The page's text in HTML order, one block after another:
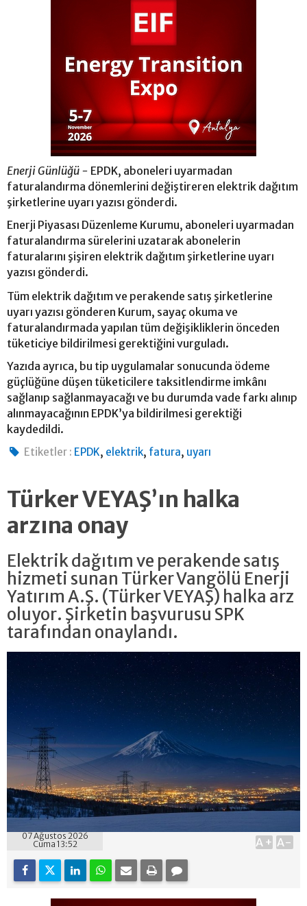
Enerji Günlüğü - EPDK, aboneleri uyarmadan
faturalandırma dönemlerini değiştireren elektrik dağıtım
şirketlerine uyarı yazısı gönderdi.
Enerji Piyasası Düzenleme Kurumu, aboneleri uyarmadan
faturalandırma sürelerini uzatarak abonelerin
faturalarını şişiren elektrik dağıtım şirketlerine uyarı
yazısı gönderdi.
Tüm elektrik dağıtım ve perakende satış şirketlerine
uyarı yazısı gönderen Kurum, sayaç okuma ve
faturalandırmada yapılan tüm değişikliklerin önceden
tüketiciye bildirilmesi gerektiğini vurguladı.
Yazıda ayrıca, bu tip uygulamalar sonucunda ödeme
güçlüğüne düşen tüketicilere taksitlendirme imkânı
sağlanıp sağlanmayacağı ve bu durumda vade farkı alınıp
alınmayacağının EPDK’ya bildirilmesi gerektiği
kaydedildi.
Etiketler : EPDK, elektrik, fatura, uyarı
Türker VEYAŞ’ın halka
arzına onay
Elektrik dağıtım ve perakende satış
hizmeti sunan Türker Vangölü Enerji
Yatırım A.Ş. (Türker VEYAŞ) halka arz
oluyor. Şirketin başvurusu SPK
tarafından onaylandı.
07 Ağustos 2026
Cuma 13:52
A+ A-